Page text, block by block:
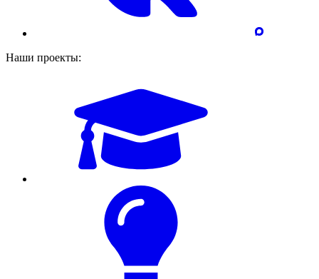
Наши проекты: